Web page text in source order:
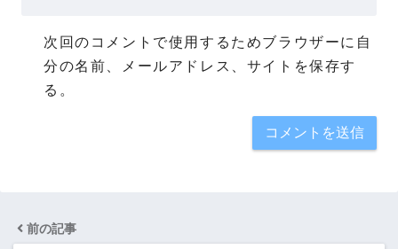
次回のコメントで使用するためブラウザーに自
分の名前、メールアドレス、サイトを保存す
る。
前の記事